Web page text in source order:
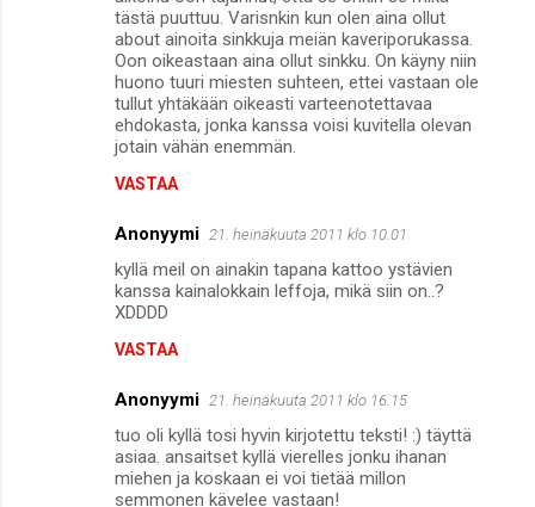
tästä puuttuu. Varisnkin kun olen aina ollut
about ainoita sinkkuja meiän kaveriporukassa.
Oon oikeastaan aina ollut sinkku. On käyny niin
huono tuuri miesten suhteen, ettei vastaan ole
tullut yhtäkään oikeasti varteenotettavaa
ehdokasta, jonka kanssa voisi kuvitella olevan
jotain vähän enemmän.
VASTAA
Anonyymi 21. heinäkuuta 2011 klo 10.01
kyllä meil on ainakin tapana kattoo ystävien
kanssa kainalokkain leffoja, mikä siin on..?
XDDDD
VASTAA
Anonyymi 21. heinäkuuta 2011 klo 16.15
tuo oli kyllä tosi hyvin kirjotettu teksti! :) täyttä
asiaa. ansaitset kyllä vierelles jonku ihanan
miehen ja koskaan ei voi tietää millon
semmonen kävelee vastaan!